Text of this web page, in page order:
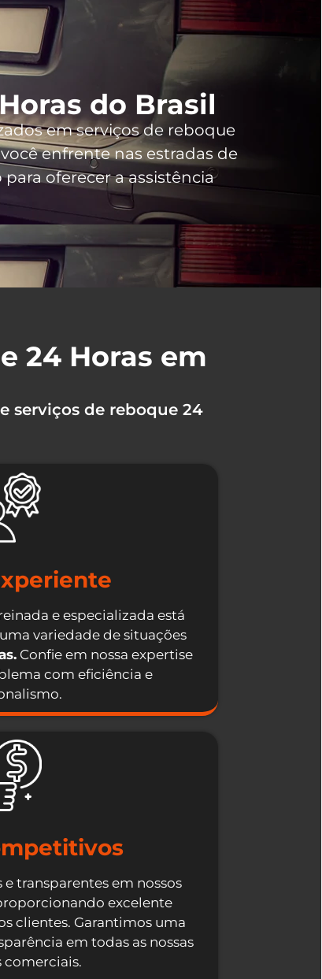
do Brasil
em serviços de reboque
enfrente nas estradas de
oferecer a assistência
24 Horas em
serviços de reboque 24
e especializada está
variedade de situações
Confie em nossa expertise
com eficiência e
transparentes em nossos
excelente
clientes. Garantimos uma
em todas as nossas
comerciais.